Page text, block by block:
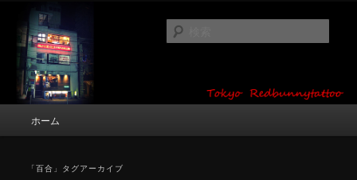
ン
ツ
東京 タトゥースタジオ 吉祥寺 Red
Bunny Tattoo タトゥーデザイン・タ
トゥー画像
タトゥーデザイン・画像の紹介（和彫り・ワンポイント・girl tattoo）
ホーム
「百合 」タグアーカイブ